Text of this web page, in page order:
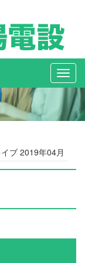
ブ 2019年04月